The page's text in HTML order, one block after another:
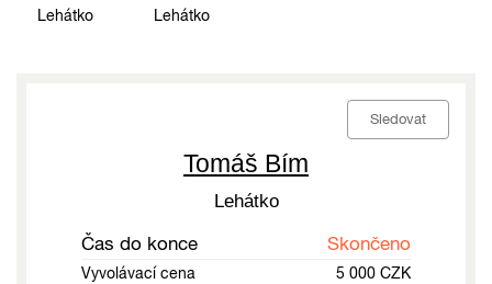
Lehátko Lehátko
Sledovat
Tomáš Bím
Lehátko
Čas do konce Skončeno
Vyvolávací cena 5 000 CZK